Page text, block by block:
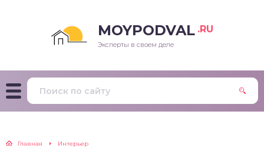
MOYPODVAL .RU
Эксперты в своем деле
Главная Интерьер